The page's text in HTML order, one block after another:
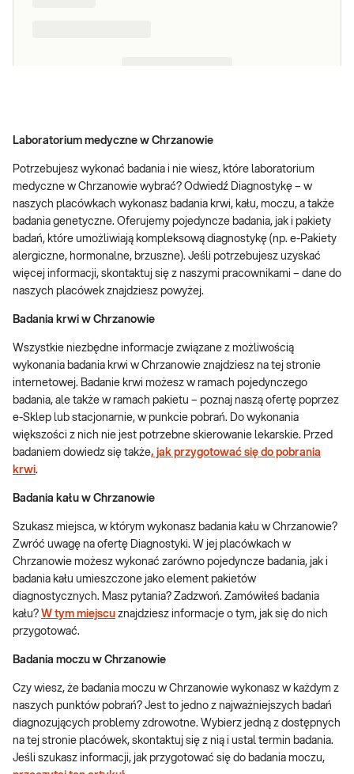
Laboratorium medyczne w Chrzanowie
Potrzebujesz wykonać badania i nie wiesz, które laboratorium
medyczne w Chrzanowie wybrać? Odwiedź Diagnostykę – w
naszych placówkach wykonasz badania krwi, kału, moczu, a także
badania genetyczne. Oferujemy pojedyncze badania, jak i pakiety
badań, które umożliwiają kompleksową diagnostykę (np. e-Pakiety
alergiczne, hormonalne, brzuszne). Jeśli potrzebujesz uzyskać
więcej informacji, skontaktuj się z naszymi pracownikami – dane do
naszych placówek znajdziesz powyżej.
Badania krwi w Chrzanowie
Wszystkie niezbędne informacje związane z możliwością
wykonania badania krwi w Chrzanowie znajdziesz na tej stronie
internetowej. Badanie krwi możesz w ramach pojedynczego
badania, ale także w ramach pakietu – poznaj naszą ofertę poprzez
e-Sklep lub stacjonarnie, w punkcie pobrań. Do wykonania
większości z nich nie jest potrzebne skierowanie lekarskie. Przed
badaniem dowiedz się także, jak przygotować się do pobrania
krwi.
Badania kału w Chrzanowie
Szukasz miejsca, w którym wykonasz badania kału w Chrzanowie?
Zwróć uwagę na ofertę Diagnostyki. W jej placówkach w
Chrzanowie możesz wykonać zarówno pojedyncze badania, jak i
badania kału umieszczone jako element pakietów
diagnostycznych. Masz pytania? Zadzwoń. Zamówiłeś badania
kału? W tym miejscu znajdziesz informacje o tym, jak się do nich
przygotować.
Badania moczu w Chrzanowie
Czy wiesz, że badania moczu w Chrzanowie wykonasz w każdym z
naszych punktów pobrań? Jest to jedno z najważniejszych badań
diagnozujących problemy zdrowotne. Wybierz jedną z dostępnych
na tej stronie placówek, skontaktuj się z nią i ustal termin badania.
Jeśli szukasz informacji, jak przygotować się do badania moczu,